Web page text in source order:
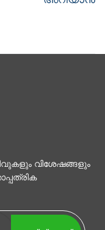
വിശേഷങ്ങളും